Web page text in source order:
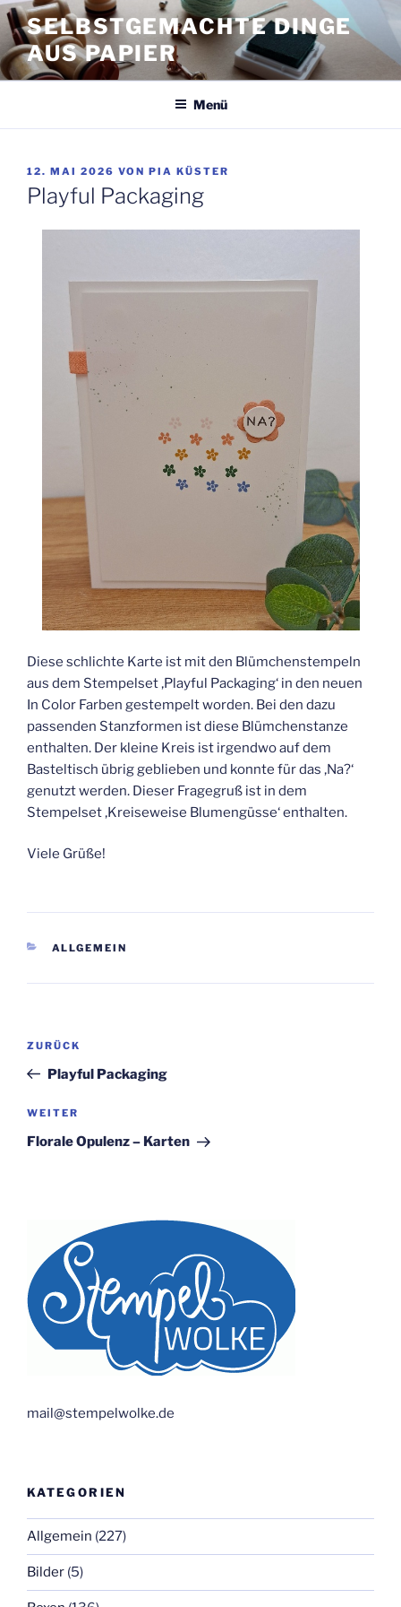
Zum
Inhalt
springen
SELBSTGEMACHTE DINGE
AUS PAPIER
Menü
VERÖFFENTLICHT
AM
12. MAI 2026 VON PIA KÜSTER
Playful Packaging
Diese schlichte Karte ist mit den Blümchenstempeln
aus dem Stempelset ‚Playful Packaging‘ in den neuen
In Color Farben gestempelt worden. Bei den dazu
passenden Stanzformen ist diese Blümchenstanze
enthalten. Der kleine Kreis ist irgendwo auf dem
Basteltisch übrig geblieben und konnte für das ‚Na?‘
genutzt werden. Dieser Fragegruß ist in dem
Stempelset ‚Kreiseweise Blumengüsse‘ enthalten.
Viele Grüße!
KATEGORIEN
ALLGEMEIN
Beitragsnavigation
Vorheriger
Beitrag
ZURÜCK
Playful Packaging
Nächster
Beitrag
WEITER
Florale Opulenz – Karten
mail@stempelwolke.de
KATEGORIEN
Allgemein (227)
Bilder (5)